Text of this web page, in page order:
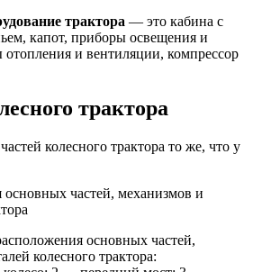
трактора — это кабина с
капот, приборы освещения и
отопления и вентиляции, компрессор
трактора
колесного трактора то же, что у
основных частей,
колесного трактора: